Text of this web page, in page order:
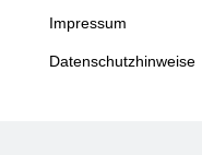
Impressum
Datenschutzhinweise